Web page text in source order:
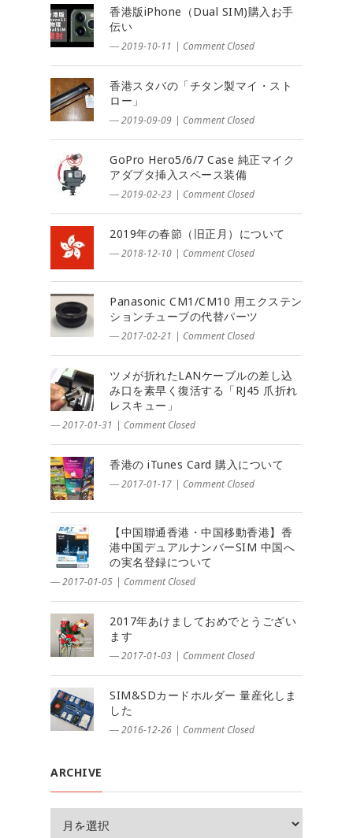
香港版iPhone（Dual SIM)購入お手
伝い
― 2019-10-11 | Comment Closed
香港スタバの「チタン製マイ・スト
ロー」
― 2019-09-09 | Comment Closed
GoPro Hero5/6/7 Case 純正マイク
アダプタ挿入スペース装備
― 2019-02-23 | Comment Closed
2019年の春節（旧正月）について
― 2018-12-10 | Comment Closed
Panasonic CM1/CM10 用エクステン
ションチューブの代替パーツ
― 2017-02-21 | Comment Closed
ツメが折れたLANケーブルの差し込
み口を素早く復活する「RJ45 爪折れ
レスキュー」
― 2017-01-31 | Comment Closed
香港の iTunes Card 購入について
― 2017-01-17 | Comment Closed
【中国聯通香港・中国移動香港】香
港中国デュアルナンバーSIM 中国へ
の実名登録について
― 2017-01-05 | Comment Closed
2017年あけましておめでとうござい
ます
― 2017-01-03 | Comment Closed
SIM&SDカードホルダー 量産化しま
した
― 2016-12-26 | Comment Closed
ARCHIVE